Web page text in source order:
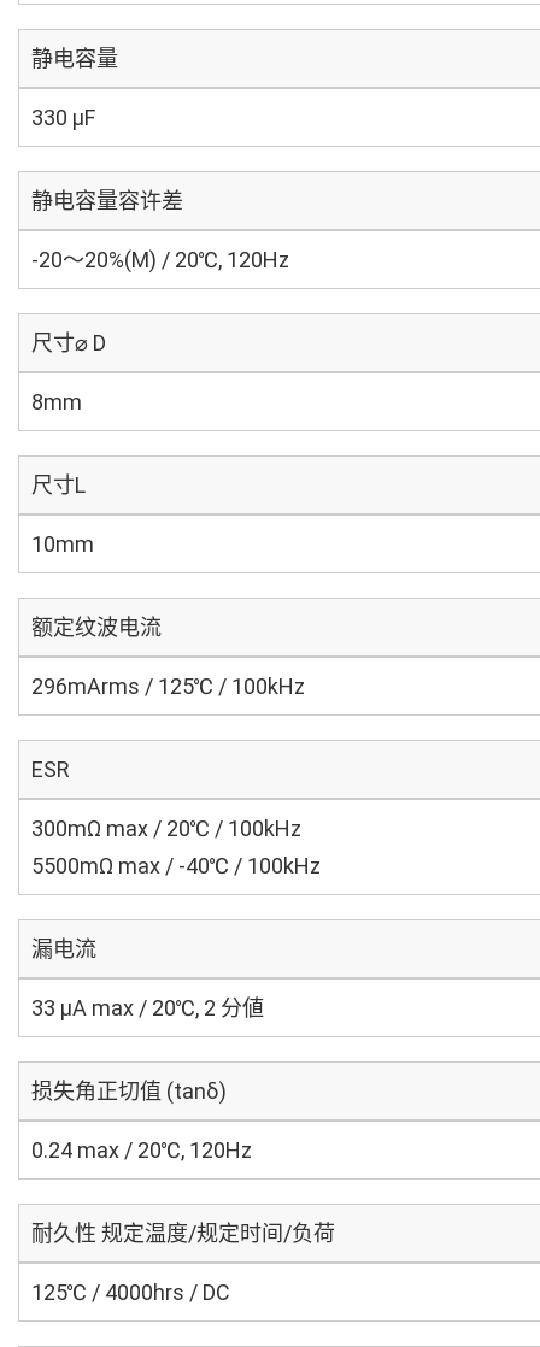
静电容量
330 µF
静电容量容许差
-20～20%(M) / 20℃, 120Hz
尺寸⌀ D
8mm
尺寸L
10mm
额定纹波电流
296mArms / 125℃ / 100kHz
ESR
300mΩ max / 20℃ / 100kHz
5500mΩ max / -40℃ / 100kHz
漏电流
33 μA max / 20℃, 2 分値
损失角正切值 (tanδ)
0.24 max / 20℃, 120Hz
耐久性 规定温度/规定时间/负荷
125℃ / 4000hrs / DC